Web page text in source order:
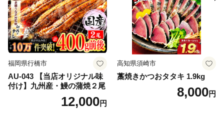
福岡県行橋市
AU-043 【当店オリジナル味
付け】九州産・鰻の蒲焼２尾
12,000円
高知県須崎市
藁焼きかつおタタキ 1.9kg
8,000円